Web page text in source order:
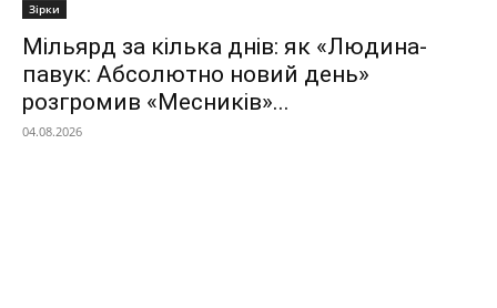
Зірки
Мільярд за кілька днів: як «Людина-
павук: Абсолютно новий день»
розгромив «Месників»...
04.08.2026